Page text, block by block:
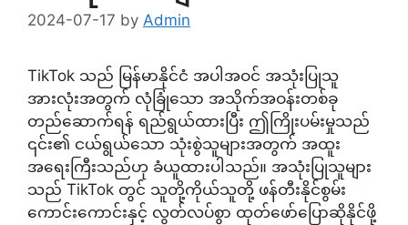
2024-07-17 by Admin
TikTok သည် မြန်မာနိုင်ငံ အပါအဝင် အသုံးပြုသူ
အားလုံးအတွက် လုံခြုံသော အသိုက်အဝန်းတစ်ခု
တည်ဆောက်ရန် ရည်ရွယ်ထားပြီး ဤကြိုးပမ်းမှုသည်
၎င်း၏ ငယ်ရွယ်သော သုံးစွဲသူများအတွက် အထူး
အရေးကြီးသည်ဟု ခံယူထားပါသည်။ အသုံးပြုသူများ
သည် TikTok တွင် သူတို့ကိုယ်သူတို့ ဖန်တီးနိုင်စွမ်း
ကောင်းကောင်းနှင့် လွတ်လပ်စွာ ထုတ်ဖော်ပြောဆိုနိုင်ဖို့